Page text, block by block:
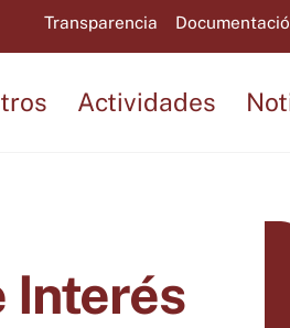
Transparencia
Actividades
Interés